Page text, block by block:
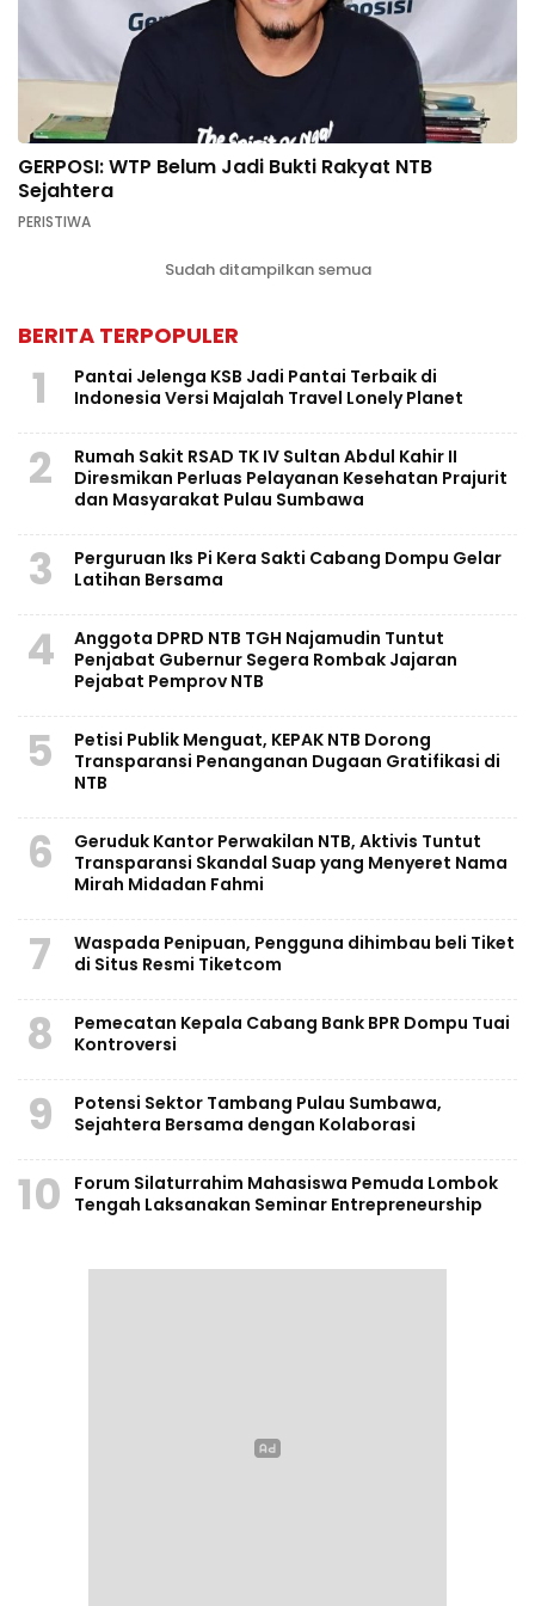
GERPOSI: WTP Belum Jadi Bukti Rakyat NTB
Sejahtera
PERISTIWA
Sudah ditampilkan semua
BERITA TERPOPULER
1
Pantai Jelenga KSB Jadi Pantai Terbaik di
Indonesia Versi Majalah Travel Lonely Planet
2
Rumah Sakit RSAD TK IV Sultan Abdul Kahir II
Diresmikan Perluas Pelayanan Kesehatan Prajurit
dan Masyarakat Pulau Sumbawa
3
Perguruan Iks Pi Kera Sakti Cabang Dompu Gelar
Latihan Bersama
4
Anggota DPRD NTB TGH Najamudin Tuntut
Penjabat Gubernur Segera Rombak Jajaran
Pejabat Pemprov NTB
5
Petisi Publik Menguat, KEPAK NTB Dorong
Transparansi Penanganan Dugaan Gratifikasi di
NTB
6
Geruduk Kantor Perwakilan NTB, Aktivis Tuntut
Transparansi Skandal Suap yang Menyeret Nama
Mirah Midadan Fahmi
7
Waspada Penipuan, Pengguna dihimbau beli Tiket
di Situs Resmi Tiketcom
8
Pemecatan Kepala Cabang Bank BPR Dompu Tuai
Kontroversi
9
Potensi Sektor Tambang Pulau Sumbawa,
Sejahtera Bersama dengan Kolaborasi
10
Forum Silaturrahim Mahasiswa Pemuda Lombok
Tengah Laksanakan Seminar Entrepreneurship